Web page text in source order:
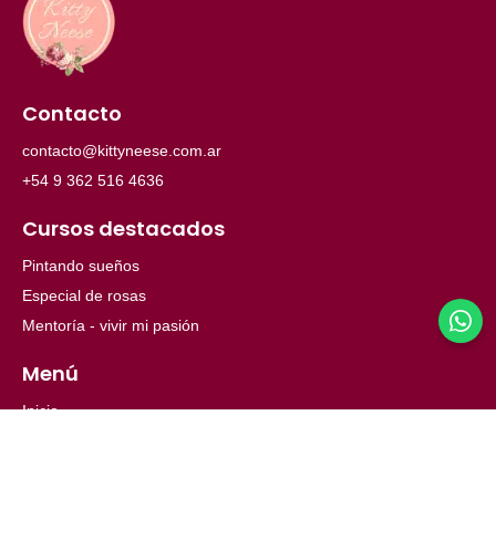
Contacto
contacto@kittyneese.com.ar
+54 9 362 516 4636
Cursos destacados
Pintando sueños
Especial de rosas
Mentoría - vivir mi pasión
Menú
Inicio